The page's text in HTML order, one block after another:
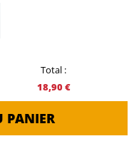
Total :
18,90 €
PANIER